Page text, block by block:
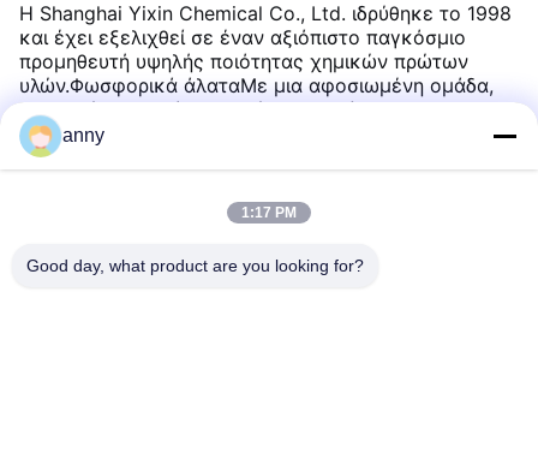
Η Shanghai Yixin Chemical Co., Ltd. ιδρύθηκε το 1998
και έχει εξελιχθεί σε έναν αξιόπιστο παγκόσμιο
προμηθευτή υψηλής ποιότητας χημικών πρώτων
υλών.Φωσφορικά άλαταΜε μια αφοσιωμένη ομάδα,
προηγμένα συστήματα ελέγχου ποιότητας και
ισχυρές εξαγωγικές δυνατότητες,Η Yixin Chemical
εξυπηρετεί πελάτες σε όλο τον κόσμο από την έδρα
anny
1:17 PM
Good day, what product are you looking for?